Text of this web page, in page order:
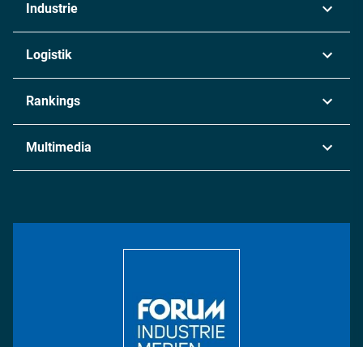
Industrie
Chemie
Metall
Energie
Logistik
Rankings
Multimedia